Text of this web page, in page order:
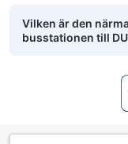
Vilken är den
busstationen till